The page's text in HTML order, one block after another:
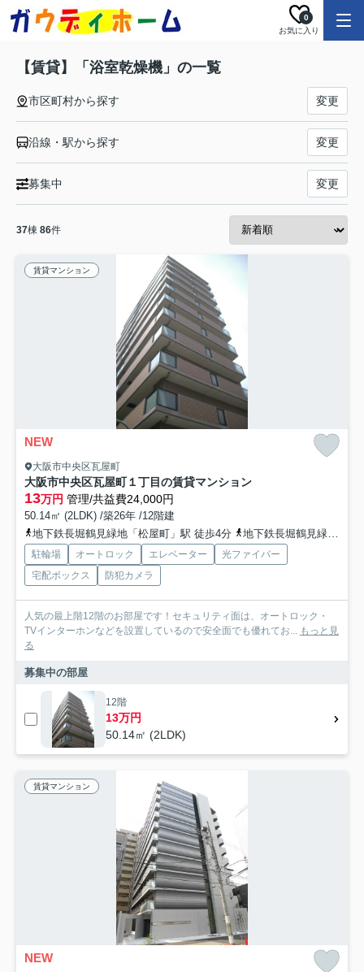
お気に入り
0
【賃貸】「浴室乾燥機」の一覧
市区町村から探す 変更
沿線・駅から探す 変更
募集中 変更
37棟 86件
賃貸マンション
NEW
大阪市中央区瓦屋町
大阪市中央区瓦屋町１丁目の賃貸マンション
13万円 管理/共益費24,000円
50.14㎡ (2LDK) /築26年 /12階建
地下鉄長堀鶴見緑地「松屋町」駅 徒歩4分
地下鉄長堀鶴見緑地「長堀橋」駅 徒歩8分
駐輪場 オートロック エレベーター
光ファイバー
宅配ボックス
防犯カメラ
人気の最上階12階のお部屋です！セキュリティ面は、オートロック・
TVインターホンなどを設置しているので安全面でも優れてお... もっと見
る
募集中の部屋
12階
13万円
50.14㎡ (2LDK)
賃貸マンション
NEW